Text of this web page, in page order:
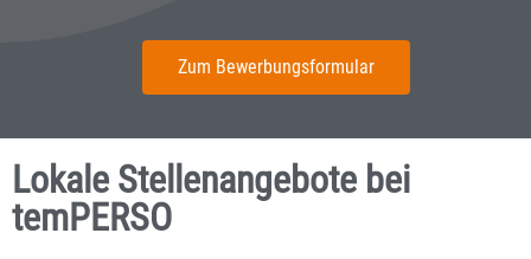
Zum Bewerbungsformular
Lokale Stellenangebote bei
temPERSO